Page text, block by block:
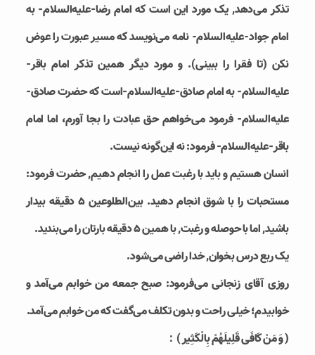
تذکر می‌دهد, یک مورد این است که امام رضا-علیه‌السلام- به
امام جواد-علیه‌السلام- نامه می‌نویسد که مسیر عبورت را عوض
نکن (تا فقرا را ببینی). و مورد دیگر همین تذکر امام باقر-
علیه‌السلام- به امام صادق-علیه‌السلام-است که حضرت صادق-
علیه‌السلام- فرمود می‌خواهم حق عبادت را بجا آورم، اما امام
باقر-علیه‌السلام- فرمود: نه این‌گونه نیست.
انسان هستیم و باید با رغبت عمل را انجام دهیم, حضرت فرمود:
مستحبات را با شوق انجام دهید. بین‌الطلوعین 5 دقیقه بیدار
باشید, اما با حوصله و رغبت, با همین 5 دقیقه بارتان را می‌بندید.
یک ربع درس بخوان, خدا راضی می‌شود.
روزی آقای زنجانی می‌فرمود: صبح جمعه من خوابم می‌آمد و
خوابیدم؛ خیلی راحت و بدون تکلف می‌گفت که من خوابم می‌آمد.
( وَ مَنْ كَافَى قَلِيلَهُمْ بِالْكَثِير )：